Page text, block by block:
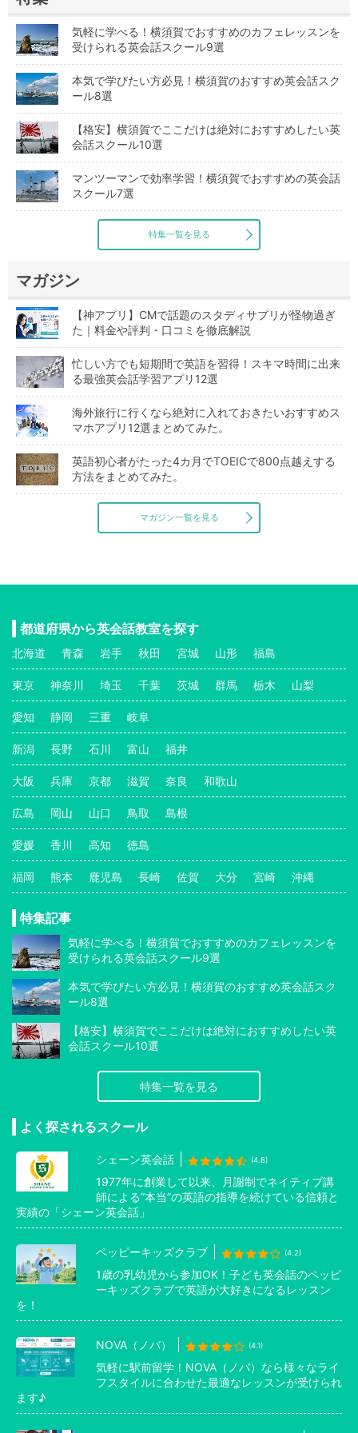
気軽に学べる！横須賀でおすすめのカフェレッスンを
受けられる英会話スクール9選
本気で学びたい方必見！横須賀のおすすめ英会話スク
ール8選
【格安】横須賀でここだけは絶対におすすめしたい英
会話スクール10選
マンツーマンで効率学習！横須賀でおすすめの英会話
スクール7選
特集一覧を見る
マガジン
【神アプリ】CMで話題のスタディサプリが怪物過ぎ
た｜料金や評判・口コミを徹底解説
忙しい方でも短期間で英語を習得！スキマ時間に出来
る最強英会話学習アプリ12選
海外旅行に行くなら絶対に入れておきたいおすすめス
マホアプリ12選まとめてみた。
英語初心者がたった4カ月でTOEICで800点越えする
方法をまとめてみた。
マガジン一覧を見る
都道府県から英会話教室を探す
北海道 青森 岩手 秋田 宮城 山形 福島
東京 神奈川 埼玉 千葉 茨城 群馬 栃木 山梨
愛知 静岡 三重 岐阜
新潟 長野 石川 富山 福井
大阪 兵庫 京都 滋賀 奈良 和歌山
広島 岡山 山口 鳥取 島根
愛媛 香川 高知 徳島
福岡 熊本 鹿児島 長崎 佐賀 大分 宮崎 沖縄
特集記事
気軽に学べる！横須賀でおすすめのカフェレッスンを
受けられる英会話スクール9選
本気で学びたい方必見！横須賀のおすすめ英会話スク
ール8選
【格安】横須賀でここだけは絶対におすすめしたい英
会話スクール10選
特集一覧を見る
よく探されるスクール
シェーン英会話 (4.8)
1977年に創業して以来、月謝制でネイティブ講
師による”本当”の英語の指導を続けている信頼と
実績の「シェーン英会話」
ペッピーキッズクラブ (4.2)
1歳の乳幼児から参加OK！子ども英会話のペッピ
ーキッズクラブで英語が大好きになるレッスン
を！
NOVA（ノバ） (4.1)
気軽に駅前留学！NOVA（ノバ）なら様々なライ
フスタイルに合わせた最適なレッスンが受けられ
ます♪